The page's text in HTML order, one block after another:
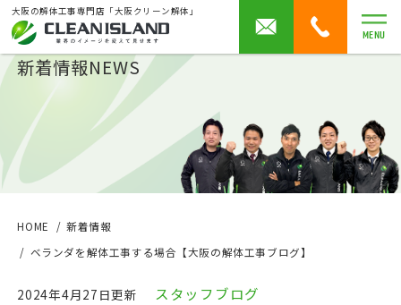
大阪の解体工事専門店「大阪クリーン解体」
MENU
新着情報NEWS
HOME
新着情報
ベランダを解体工事する場合【大阪の解体工事ブログ】
2024年4月27日更新 スタッフブログ